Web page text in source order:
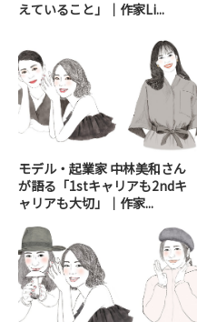
えていること」｜作家Li...
モデル・起業家 中林美和さん
が語る「1stキャリアも2ndキ
ャリアも大切」｜作家...